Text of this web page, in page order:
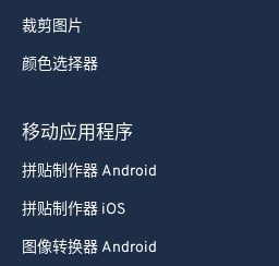
裁剪图片
颜色选择器
移动应用程序
拼贴制作器 Android
拼贴制作器 iOS
图像转换器 Android